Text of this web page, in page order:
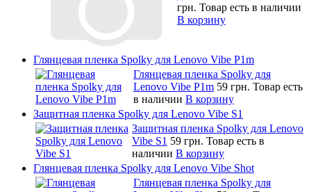
грн. Товар есть в наличии
В корзину
Глянцевая пленка Spolky для Lenovo Vibe P1m
Глянцевая пленка Spolky для
Lenovo Vibe P1m 59 грн. Товар есть
в наличии В корзину
Защитная пленка Spolky для Lenovo Vibe S1
Защитная пленка Spolky для Lenovo
Vibe S1 59 грн. Товар есть в
наличии В корзину
Глянцевая пленка Spolky для Lenovo Vibe Shot
Глянцевая пленка Spolky для